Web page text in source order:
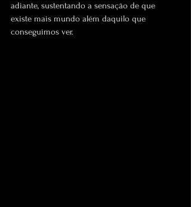
adiante, sustentando a sensação de que
existe mais mundo além daquilo que
conseguimos ver.